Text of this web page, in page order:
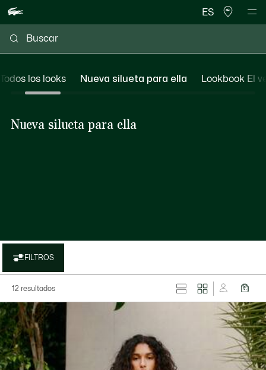
ES
Todos los looks Nueva silueta para ella Lookbook El
Nueva silueta para ella
FILTROS
12 resultados